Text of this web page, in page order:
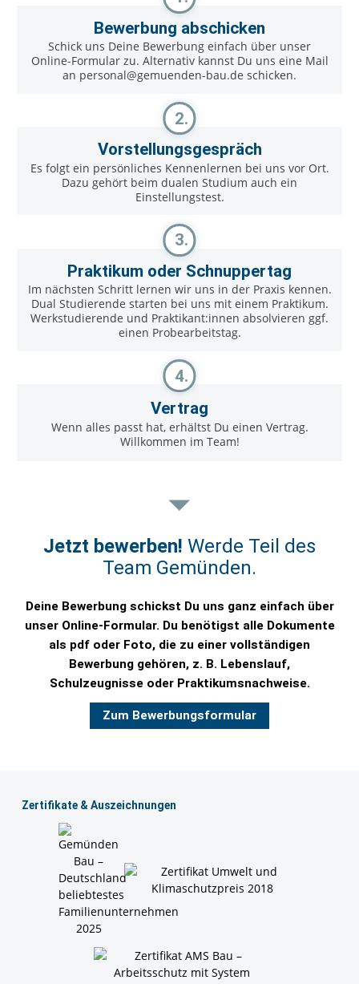
Bewerbung abschicken
Schick uns Deine Bewerbung einfach über unser
Online-Formular zu. Alternativ kannst Du uns eine Mail
an personal@gemuenden-bau.de schicken.
2.
Vorstellungsgespräch
Es folgt ein persönliches Kennenlernen bei uns vor Ort.
Dazu gehört beim dualen Studium auch ein
Einstellungstest.
3.
Praktikum oder Schnuppertag
Im nächsten Schritt lernen wir uns in der Praxis kennen.
Dual Studierende starten bei uns mit einem Praktikum.
Werkstudierende und Praktikant:innen absolvieren ggf.
einen Probearbeitstag.
4.
Vertrag
Wenn alles passt hat, erhältst Du einen Vertrag.
Willkommen im Team!
Jetzt bewerben! Werde Teil des
Team Gemünden.
Deine Bewerbung schickst Du uns ganz einfach über
unser Online-Formular. Du benötigst alle Dokumente
als pdf oder Foto, die zu einer vollständigen
Bewerbung gehören, z. B. Lebenslauf,
Schulzeugnisse oder Praktikumsnachweise.
Zum Bewerbungsformular
Zertiﬁkate & Auszeichnungen